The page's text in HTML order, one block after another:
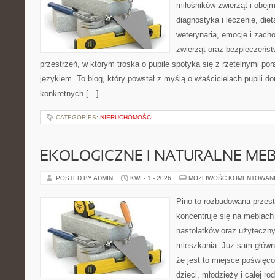
miłośników zwierząt i
diagnostyka i leczenie,
weterynaria, emocje i
zwierząt oraz
przestrzeń, w którym troska o pupile spotyka się z rzetelnymi
językiem. To blog, który powstał z myślą o właścicielach pupili
konkretnych […]
CATEGORIES: NIERUCHOMOŚCI
EKOLOGICZNE I NATURALNE
POSTED BY ADMIN KWI - 1 - 2026 MOŻLIWOŚĆ
Pino to rozbudowana
koncentruje się na
nastolatków oraz
mieszkania. Już sam
że jest to miejsce
dzieci, młodzieży i całej